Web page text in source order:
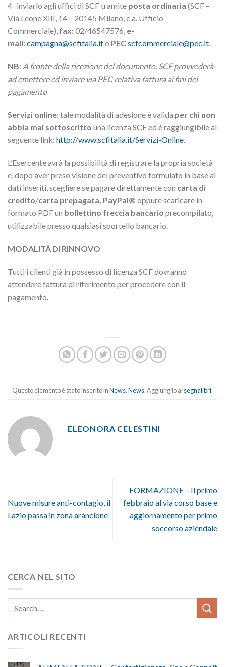
4 inviarlo agli uffici di SCF tramite posta ordinaria (SCF –
Via Leone XIII, 14 – 20145 Milano, c.a. Ufficio
Commerciale), fax:02/46547576, e-
mail: campagna@scfitalia.ito PECscfcommerciale@pec.it.
NB: A fronte della ricezione del documento, SCF provvederà
ad emettere ed inviare via PEC relativa fattura ai fini del
pagamento
Servizi online: tale modalità di adesione è valida per chi non
abbia mai sottoscritto una licenza SCF ed è raggiungibile al
seguente link: http://www.scfitalia.it/Servizi-Online
L’Esercente avrà la possibilità di registrare la propria società
e, dopo aver preso visione del preventivo formulato in base ai
dati inseriti, scegliere se pagare direttamente con carta di
credito/carta prepagata, PayPal® oppure scaricare in
formato PDF un bollettino freccia bancario precompilato,
utilizzabile presso qualsiasi sportello bancario.
MODALITÀ DI RINNOVO
Tutti i clienti già in possesso di licenza SCF dovranno
attendere fattura di riferimento per procedere con il
pagamento.
Questo elemento è stato inserito inNews,News. Aggiungilo aisegnalibri.
ELEONORA CELESTINI
Nuove misure anti-contagio, il
Lazio passa in zona arancione
FORMAZIONE – Il primo
febbraio al via corso base e
aggiornamento per primo
soccorso aziendale
CERCA NEL SITO
ARTICOLI RECENTI